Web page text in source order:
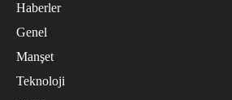
Haberler
Genel
Manşet
Teknoloji